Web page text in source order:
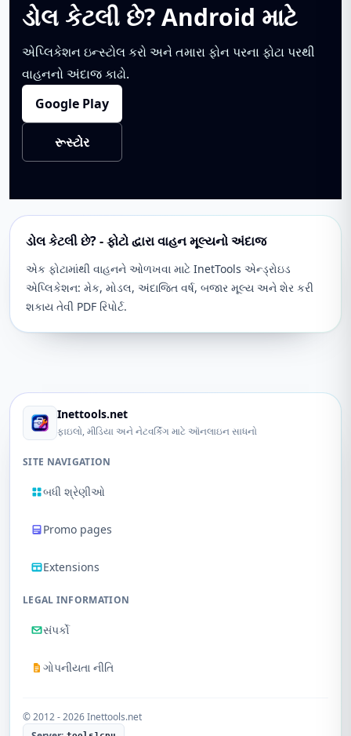
ડોલ કેટલી છે? Android માટે
એપ્લિકેશન ઇન્સ્ટોલ કરો અને તમારા ફોન પરના ફોટા પરથી
વાહનનો અંદાજ કાઢો.
Google Play
રૂસ્ટોર
ડોલ કેટલી છે? - ફોટો દ્વારા વાહન મૂલ્યનો અંદાજ
એક ફોટામાંથી વાહનને ઓળખવા માટે InetTools એન્ડ્રોઇડ
એપ્લિકેશન: મેક, મોડલ, અંદાજિત વર્ષ, બજાર મૂલ્ય અને શેર કરી
શકાય તેવી PDF રિપોર્ટ.
Inettools.net
ફાઇલો, મીડિયા અને નેટવર્કિંગ માટે ઑનલાઇન સાધનો
SITE NAVIGATION
બધી શ્રેણીઓ
Promo pages
Extensions
LEGAL INFORMATION
સંપર્કો
ગોપનીયતા નીતિ
© 2012 - 2026 Inettools.net